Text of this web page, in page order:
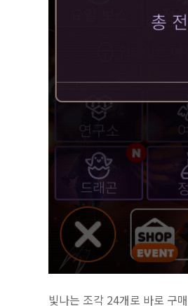
빛나는 조각 24개로 바로 구